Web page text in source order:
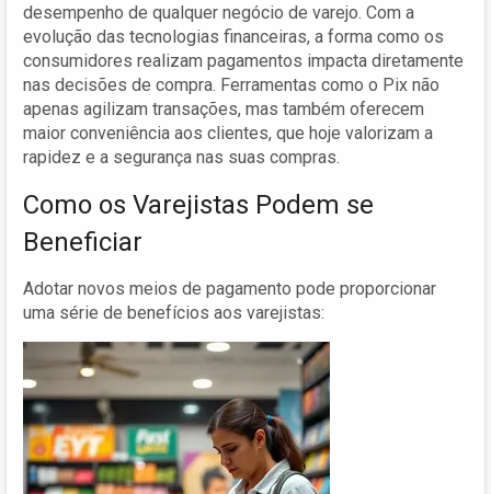
desempenho de qualquer negócio de varejo. Com a
evolução das tecnologias financeiras, a forma como os
consumidores realizam pagamentos impacta diretamente
nas decisões de compra. Ferramentas como o Pix não
apenas agilizam transações, mas também oferecem
maior conveniência aos clientes, que hoje valorizam a
rapidez e a segurança nas suas compras.
Como os Varejistas Podem se
Beneficiar
Adotar novos meios de pagamento pode proporcionar
uma série de benefícios aos varejistas: